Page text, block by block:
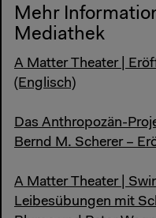
Mehr
Mediathek
A Matter Theater |
(Englisch)
Das Anthropozän-
Bernd M. Scherer –
A Matter Theater |
Leibesübungen mit